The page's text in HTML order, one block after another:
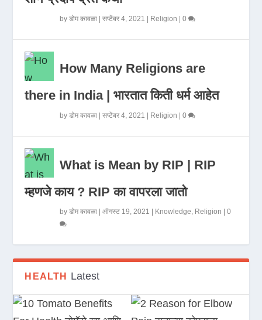
byडोम कावळा |सप्टेंबर 4, 2021 Religion |0
How Many Religions are
there in India | भारतात किती धर्म आहेत
byडोम कावळा |सप्टेंबर 4, 2021 Religion |0
What is Mean by RIP | RIP
म्हणजे काय ? RIP का वापरला जातो
byडोम कावळा |ऑगस्ट 19, 2021 Knowledge, Religion |0
HEALTH Latest